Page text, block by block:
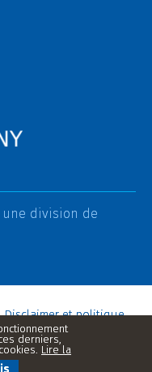
une division de
Disclaimer et politique
Packo Inox–